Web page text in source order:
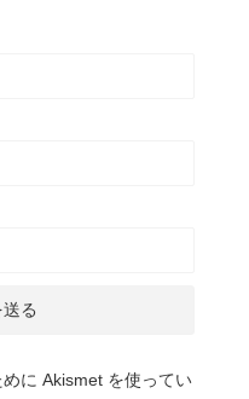
に Akismet を使ってい